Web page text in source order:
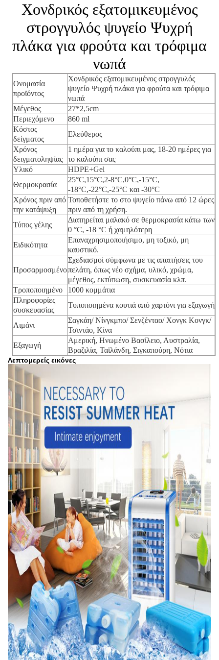
Χονδρικός εξατομικευμένος
στρογγυλός ψυγείο Ψυχρή
πλάκα για φρούτα και τρόφιμα
νωπά
Ονομασία
προϊόντος
Χονδρικός εξατομικευμένος στρογγυλός
ψυγείο Ψυχρή πλάκα για φρούτα και τρόφιμα
νωπά
Μέγεθος
27*2,5cm
Περιεχόμενο
860 ml
Κόστος
δείγματος
Ελεύθερος
Χρόνος
δειγματοληψίας
1 ημέρα για το καλούπι μας, 18-20 ημέρες για
το καλούπι σας
Υλικό
HDPE+Gel
Θερμοκρασία
25°C,15°C,2-8°C,0°C,-15°C,
-18°C,-22°C,-25°C και -30°C
Χρόνος πριν από
την κατάψυξη
Τοποθετήστε το στο ψυγείο πάνω από 12 ώρες
πριν από τη χρήση.
Τύπος γέλης
Διατηρείται μαλακό σε θερμοκρασία κάτω των
0 °C, -18 °C ή χαμηλότερη
Ειδικότητα
Επαναχρησιμοποιήσιμο, μη τοξικό, μη
καυστικό.
Προσαρμοσμένο
Σχεδιασμοί σύμφωνα με τις απαιτήσεις του
πελάτη, όπως νέο σχήμα, υλικό, χρώμα,
μέγεθος, εκτύπωση, συσκευασία κλπ.
Τροποποιημένο
1000 κομμάτια
Πληροφορίες
συσκευασίας
Τυποποιημένα κουτιά από χαρτόνι για εξαγωγή
Λιμάνι
Σαγκάη/ Νίνγκμπο/ Σενζένταο/ Χονγκ Κονγκ/
Τσιντάο, Κίνα
Εξαγωγή
Αμερική, Ηνωμένο Βασίλειο, Αυστραλία,
Βραζιλία, Ταϊλάνδη, Σιγκαπούρη, Νότια
Λεπτομερείς εικόνες